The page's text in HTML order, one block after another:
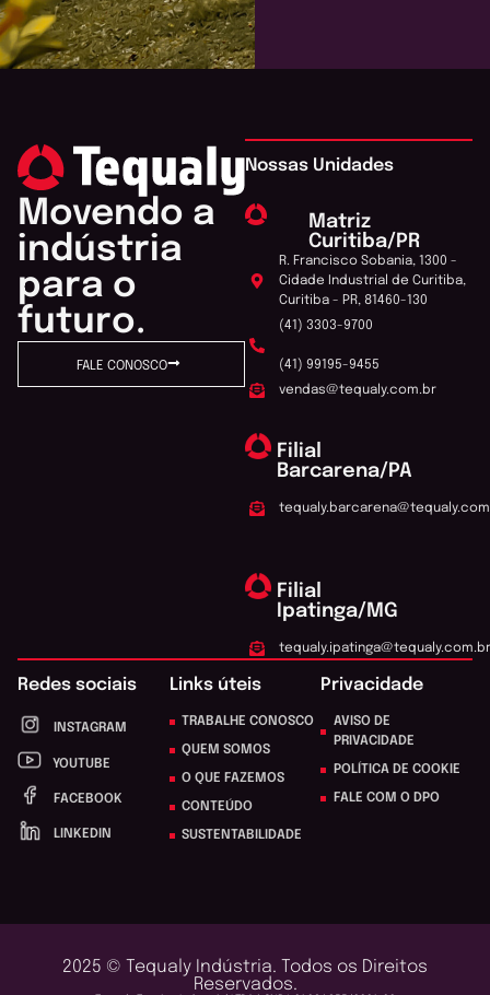
Movendo a
indústria
para o
futuro.
FALE CONOSCO
Nossas Unidades
Matriz
Curitiba/PR
R. Francisco Sobania, 1300 -
Cidade Industrial de Curitiba,
Curitiba - PR, 81460-130
(41) 3303-9700
(41) 99195-9455
vendas@tequaly.com.br
Filial
Barcarena/PA
Filial
Ipatinga/MG
tequaly.ipatinga@tequaly.com.br
Redes sociais
INSTAGRAM
YOUTUBE
FACEBOOK
LINKEDIN
Links úteis
TRABALHE CONOSCO
QUEM SOMOS
O QUE FAZEMOS
CONTEÚDO
SUSTENTABILIDADE
Privacidade
AVISO DE
PRIVACIDADE
POLÍTICA DE COOKIE
FALE COM O DPO
2025 © Tequaly Indústria. Todos os Direitos
Reservados.